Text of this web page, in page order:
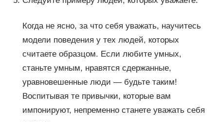
Когда не ясно, за что себя уважать, научитесь
модели поведения у тех людей, которых
считаете образцом. Если любите умных,
станьте умным, нравятся сдержанные,
уравновешенные люди — будьте таким!
Воспитывая те привычки, которые вам
импонируют, непременно станете уважать себя